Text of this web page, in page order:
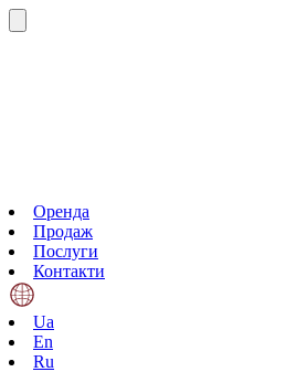
Оренда
Продаж
Послуги
Контакти
Ua
En
Ru